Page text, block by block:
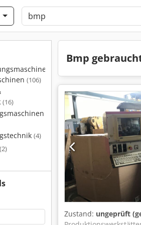
(106)
(16)
(4)
(2)
Bmp
Zustand: ungeprüft